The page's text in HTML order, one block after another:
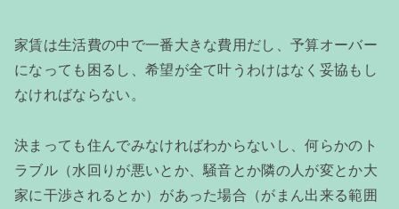
家賃は生活費の中で一番大きな費用だし、予算オーバー
になっても困るし、希望が全て叶うわけはなく妥協もし
なければならない。
決まっても住んでみなければわからないし、何らかのト
ラブル（水回りが悪いとか、騒音とか隣の人が変とか大
家に干渉されるとか）があった場合（がまん出来る範囲